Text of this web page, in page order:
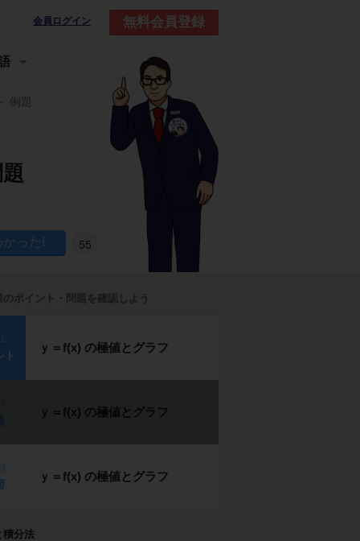
会員ログイン 無料会員登録
例題
55
のポイント・問題を確認しよう
ト
ｙ＝f(x) の極値とグラフ
ｙ＝f(x) の極値とグラフ
ｙ＝f(x) の極値とグラフ
積分法